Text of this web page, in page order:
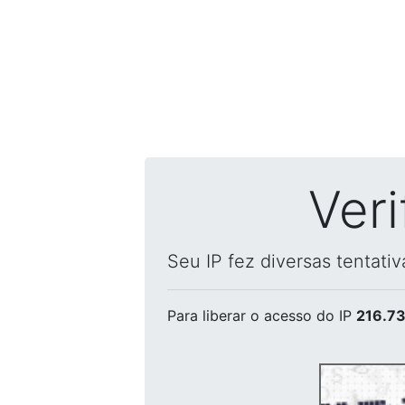
Seu IP fez diversas
Para liberar o acesso do IP